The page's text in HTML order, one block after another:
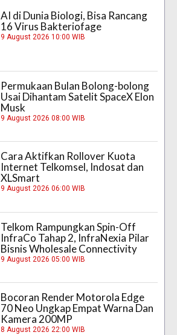
AI di Dunia Biologi, Bisa Rancang
16 Virus Bakteriofage
9 August 2026 10:00 WIB
Permukaan Bulan Bolong-bolong
Usai Dihantam Satelit SpaceX Elon
Musk
9 August 2026 08:00 WIB
Cara Aktifkan Rollover Kuota
Internet Telkomsel, Indosat dan
XLSmart
9 August 2026 06:00 WIB
Telkom Rampungkan Spin-Off
InfraCo Tahap 2, InfraNexia Pilar
Bisnis Wholesale Connectivity
9 August 2026 05:00 WIB
Bocoran Render Motorola Edge
70 Neo Ungkap Empat Warna Dan
Kamera 200MP
8 August 2026 22:00 WIB